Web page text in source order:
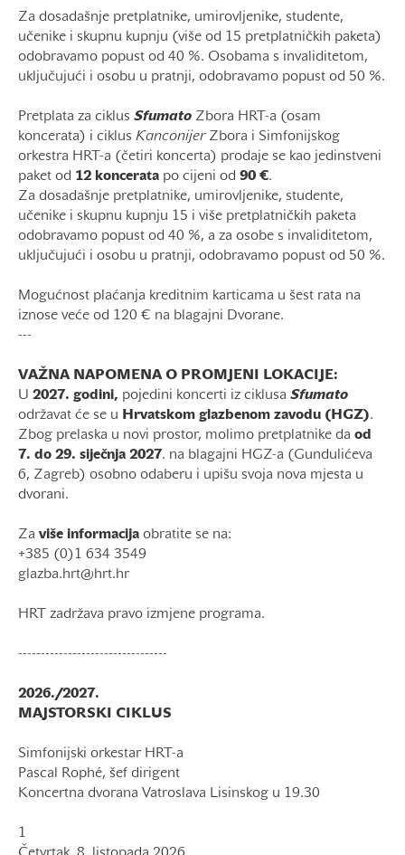
Za dosadašnje pretplatnike, umirovljenike, studente,
učenike i skupnu kupnju (više od 15 pretplatničkih paketa)
odobravamo popust od 40 %. Osobama s invaliditetom,
uključujući i osobu u pratnji, odobravamo popust od 50 %.
Pretplata za ciklus Sfumato Zbora HRT-a (osam
koncerata) i ciklus KanconijerZbora i Simfonijskog
orkestra HRT-a (četiri koncerta) prodaje se kao jedinstveni
paket od 12 koncerata po cijeni od 90 €.
Za dosadašnje pretplatnike, umirovljenike, studente,
učenike i skupnu kupnju 15 i više pretplatničkih paketa
odobravamo popust od 40 %, a za osobe s invaliditetom,
uključujući i osobu u pratnji, odobravamo popust od 50 %.
Mogućnost plaćanja kreditnim karticama u šest rata na
iznose veće od 120 € na blagajni Dvorane.
---
VAŽNA NAPOMENA O PROMJENI LOKACIJE:
U 2027. godini, pojedini koncerti iz ciklusa Sfumato
održavat će se u
Hrvatskom glazbenom zavodu (HGZ).
Zbog prelaska u novi prostor, molimo pretplatnike da od
7. do 29. siječnja 2027. na blagajni HGZ-a (Gundulićeva
6, Zagreb) osobno odaberu i upišu svoja nova mjesta u
dvorani.
Za više informacija obratite se na:
+385 (0)1 634 3549
glazba.hrt@hrt.hr
HRT zadržava pravo izmjene programa.
---------------------------------
2026./2027.
MAJSTORSKI CIKLUS
Simfonijski orkestar HRT-a
Pascal Rophé, šef dirigent
Koncertna dvorana Vatroslava Lisinskog u 19.30
1